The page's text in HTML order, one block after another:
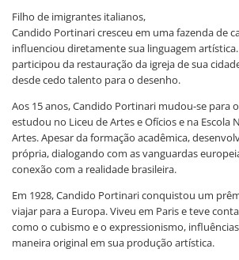
Filho de imigrantes italianos,
Candido Portinari cresceu em uma fazenda de
influenciou diretamente sua linguagem
participou da restauração da igreja de sua
desde cedo talento para o desenho.
Aos 15 anos, Candido Portinari mudou-se para
estudou no Liceu de Artes e Ofícios e na Escola
Artes. Apesar da formação acadêmica,
própria, dialogando com as vanguardas
conexão com a realidade brasileira.
Em 1928, Candido Portinari conquistou um
viajar para a Europa. Viveu em Paris e teve
como o cubismo e o expressionismo,
maneira original em sua produção artística.